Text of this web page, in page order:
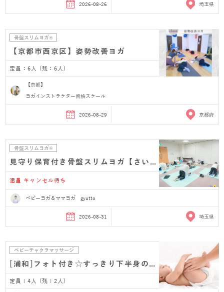
2026-08-26 埼玉県
骨盤スリムヨガ®
【京都市西京区】姿勢改善ヨガ
定員：6人 (残：6人)
【京都】
ヨガインストラクター資格スクール
2026-08-29 京都府
骨盤スリムヨガ®
見守り保育付き骨盤スリムヨガ【さいたま市浦和 産…
満員 キャンセル待ち
ベビーヨガ＆ママヨガ gyutto
2026-08-31 埼玉県
ベビーチャクラマッサージ
[浦和]フォト付き☆すっきり下半身のベビーマッサージ…
定員：4人 (残：2人)